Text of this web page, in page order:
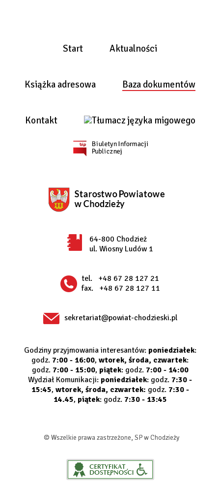
Start Aktualności
Książka adresowa Baza dokumentów
Kontakt
64-800 Chodzież
ul. Wiosny Ludów 1
tel.
+48 67 28 127 21
fax.
+48 67 28 127 11
sekretariat@powiat-chodzieski.pl
Godziny przyjmowania interesantów: poniedziałek:
godz. 7:00 - 16:00, wtorek, środa, czwartek:
godz. 7:00 - 15:00, piątek: godz. 7:00 - 14:00
Wydział Komunikacji: poniedziałek: godz. 7:30 -
15:45, wtorek, środa, czwartek: godz. 7:30 -
14.45, piątek: godz. 7:30 - 13:45
© Wszelkie prawa zastrzeżone, SP w Chodzieży